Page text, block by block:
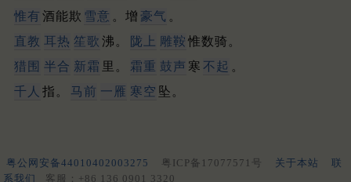
惟有 酒能欺 雪意 。增 豪气 。
直教 耳热 笙歌 沸。 陇上 雕鞍 惟数骑。
猎围 半合 新霜 里。 霜重 鼓声 寒 不起 。
千人 指。 马前 一雁 寒空 坠。
粤公网安备44010402003275 粤ICP备17077571号 关于本站
联
系我们
客服：+86 136 0901 3320